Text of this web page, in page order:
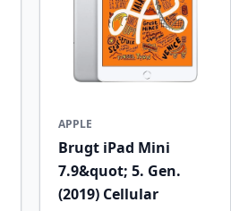
APPLE
Brugt iPad Mini
7.9&quot; 5. Gen.
(2019) Cellular